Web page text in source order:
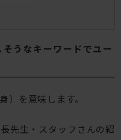
そうなキーワードでユー
）を意味します。
先生・スタッフさんの紹